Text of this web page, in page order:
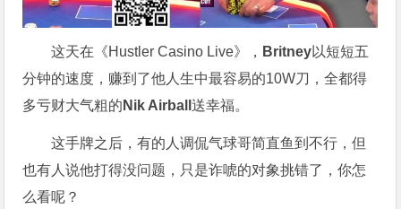
这天在《Hustler Casino Live》， Britney以短短五
分钟的速度，赚到了他人生中最容易的10W刀，全都得
多亏财大气粗的 Nik Airball送幸福。
这手牌之后，有的人调侃气球哥简直鱼到不行，但
也有人说他打得没问题，只是诈唬的对象挑错了，你怎
么看呢？